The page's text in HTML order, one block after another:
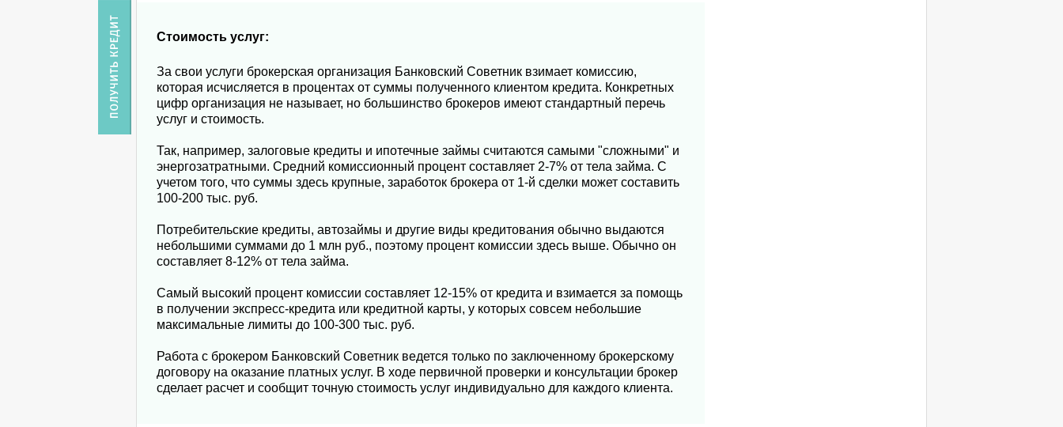
Стоимость услуг:
За свои услуги брокерская организация Банковский Советник взимает комиссию,
которая исчисляется в процентах от суммы полученного клиентом кредита. Конкретных
цифр организация не называет, но большинство брокеров имеют стандартный перечь
услуг и стоимость.
Так, например, залоговые кредиты и ипотечные займы считаются самыми "сложными" и
энергозатратными. Средний комиссионный процент составляет 2-7% от тела займа. С
учетом того, что суммы здесь крупные, заработок брокера от 1-й сделки может составить
100-200 тыс. руб.
Потребительские кредиты, автозаймы и другие виды кредитования обычно выдаются
небольшими суммами до 1 млн руб., поэтому процент комиссии здесь выше. Обычно он
составляет 8-12% от тела займа.
Самый высокий процент комиссии составляет 12-15% от кредита и взимается за помощь
в получении экспресс-кредита или кредитной карты, у которых совсем небольшие
максимальные лимиты до 100-300 тыс. руб.
Работа с брокером Банковский Советник ведется только по заключенному брокерскому
договору на оказание платных услуг. В ходе первичной проверки и консультации брокер
сделает расчет и сообщит точную стоимость услуг индивидуально для каждого клиента.